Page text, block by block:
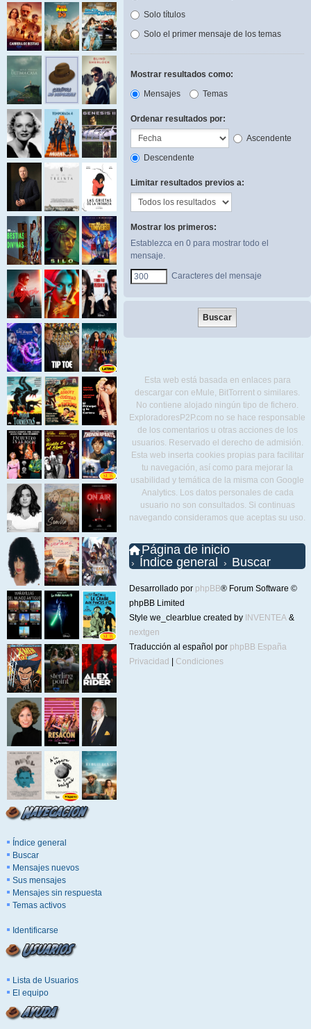
Índice general
Buscar
Mensajes nuevos
Sus mensajes
Mensajes sin respuesta
Temas activos
Identificarse
Lista de Usuarios
El equipo
Solo títulos
Solo el primer mensaje de los temas
Mostrar resultados como:
Mensajes
Temas
Ordenar resultados por:
Ascendente
Descendente
Limitar resultados previos a:
Mostrar los primeros:
Establezca en 0 para mostrar todo el
mensaje.
Caracteres del mensaje
Esta web está basada en enlaces para
descargar con eMule, BitTorrent o similares.
No contiene alojado ningún tipo de fichero.
ExploradoresP2P.com no se hace responsable
de los comentarios u otras acciones de los
usuarios. Reservado el derecho de admisión.
Esta web inserta cookies propias para facilitar
tu navegación, así como para mejorar la
usabilidad y temática de la misma con Google
Analytics. Los datos personales de cada
usuario no son consultados. Si continuas
navegando consideramos que aceptas su uso.
Página de inicio
Índice general
Buscar
Desarrollado por phpBB® Forum Software ©
phpBB Limited
Style we_clearblue created by INVENTEA &
nextgen
Traducción al español por phpBB España
Privacidad
Condiciones